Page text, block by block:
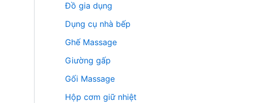
Đồ gia dụng
Dụng cụ nhà bếp
Ghế Massage
Giường gấp
Gối Massage
Hộp cơm giữ nhiệt